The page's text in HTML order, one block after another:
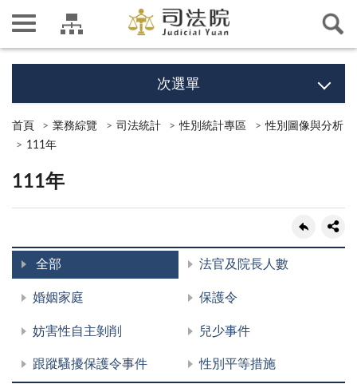
次選單
首頁 業務綜覽 司法統計 性別統計專區
性別圖像與分析
111年
111年
全部 法官及院長人數
婚姻家庭 保護令
妨害性自主剝削 兒少事件
跟蹤騷擾保護令事件 性別平等措施